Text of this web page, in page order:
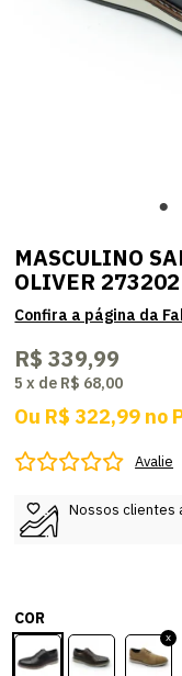
MASCULINO
OLIVER
R$ 339,99
5 x de R$ 68,00
Ou R$ 322,99 no
Avalie
Nossos clientes
COR